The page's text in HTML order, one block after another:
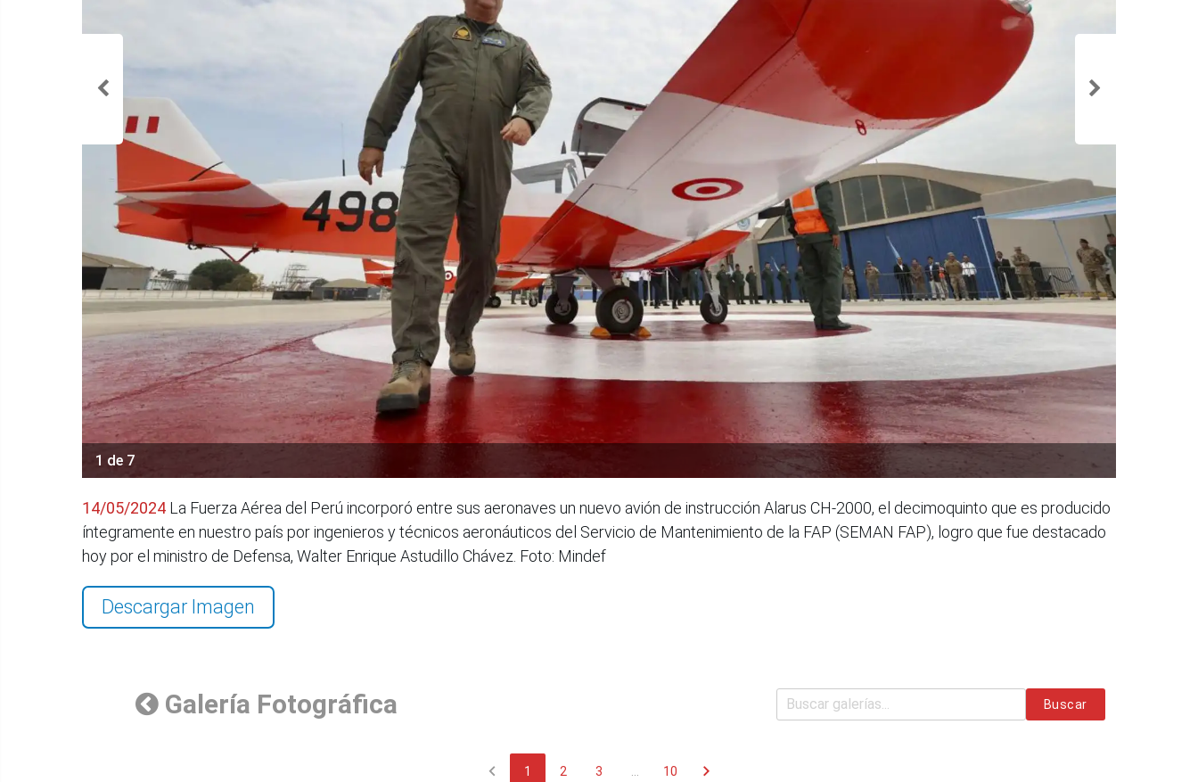
1 de 7
14/05/2024 La Fuerza Aérea del Perú incorporó entre sus aeronaves un nuevo avión de instrucción Alarus CH-2000, el decimoquinto que es producido
íntegramente en nuestro país por ingenieros y técnicos aeronáuticos del Servicio de Mantenimiento de la FAP (SEMAN FAP), logro que fue destacado
hoy por el ministro de Defensa, Walter Enrique Astudillo Chávez. Foto: Mindef
Descargar Imagen
Galería Fotográfica Buscar
chevron_left 1 2 3 10 chevron_right